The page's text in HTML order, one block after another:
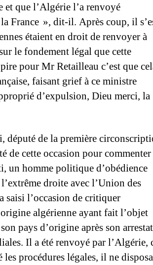
que l’Algérie l’a renvoyé
France », dit-il. Après coup, il
étaient en droit de renvoyer à
le fondement légal que cette
pour Mr Retailleau c’est que
faisant grief à ce ministre
d’expulsion, Dieu merci, la
député de la première
de cette occasion pour
un homme politique d’obédience
droite avec l’Union des
saisi l’occasion de critiquer
algérienne ayant fait l’objet
pays d’origine après son
Il a été renvoyé par l’Algérie,
les procédures légales, il ne